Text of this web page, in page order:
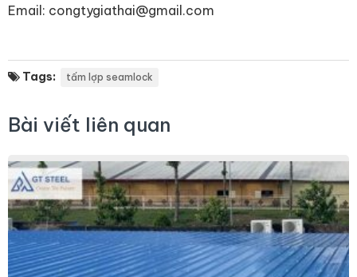
Email: congtygiathai@gmail.com
Tags: tấm lợp seamlock
Bài viết liên quan